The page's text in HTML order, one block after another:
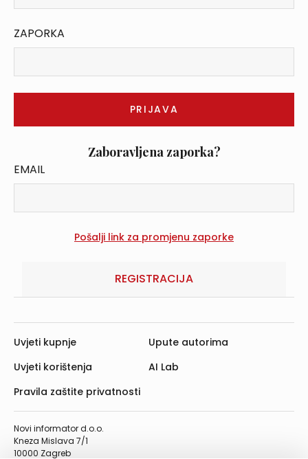
ZAPORKA
Zaboravljena zaporka?
EMAIL
REGISTRACIJA
Novi informator d.o.o.
Kneza Mislava 7/1
10000 Zagreb
Uvjeti kupnje
Uvjeti korištenja
Pravila zaštite privatnosti
Upute autorima
AI Lab